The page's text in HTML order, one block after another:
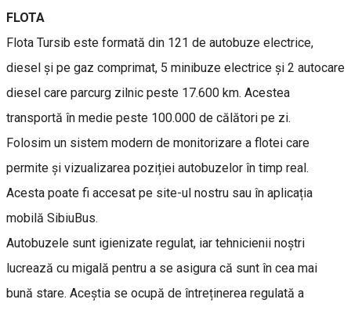
FLOTA
Flota Tursib este formată din 121 de autobuze electrice,
diesel și pe gaz comprimat, 5 minibuze electrice și 2 autocare
diesel care parcurg zilnic peste 17.600 km. Acestea
transportă în medie peste 100.000 de călători pe zi.
Folosim un sistem modern de monitorizare a flotei care
permite și vizualizarea poziției autobuzelor în timp real.
Acesta poate fi accesat pe site-ul nostru sau în aplicația
mobilă SibiuBus.
Autobuzele sunt igienizate regulat, iar tehnicienii noștri
lucrează cu migală pentru a se asigura că sunt în cea mai
bună stare. Aceștia se ocupă de întreținerea regulată a